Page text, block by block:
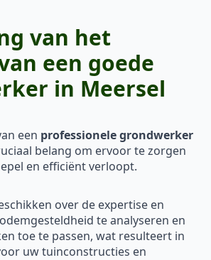
van het
een goede
in Meersel
een professionele grondwerker
belang om ervoor te zorgen
en efficiënt verloopt.
over de expertise en
te analyseren en
toe te passen, wat resulteert in
uw tuinconstructies en